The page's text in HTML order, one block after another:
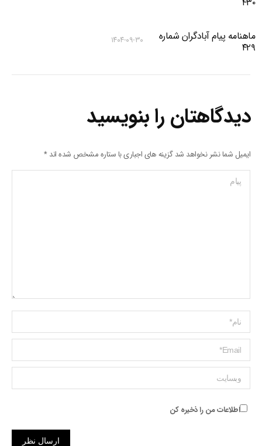
ماهنامه پیام آبادگران شماره
۴۲۹
۱۴۰۴-۰۹-۳۰
دیدگاهتان را بنویسید
ایمیل شما نشر نخواهد شد گزینه های اجباری با ستاره مشخص شده اند*
پیام
Name *
ایمیل *
وبسایت
اطلاعات من را ذخیره کن
ارسال نظر